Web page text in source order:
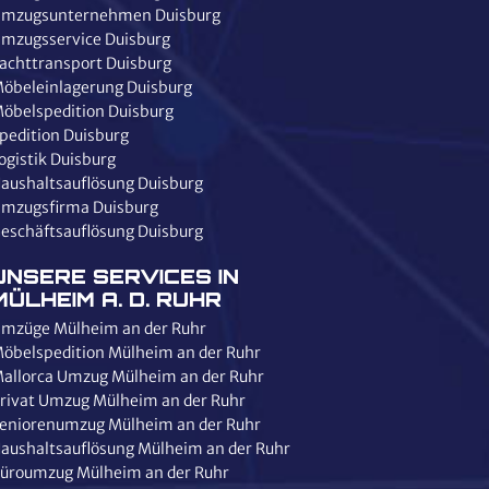
Duisburg
Duisburg
Duisburg
Duisburg
Duisburg
Duisburg
Duisburg
Duisburg
Duisburg
Duisburg
SERVICES IN
A. D. RUHR
Mülheim an der Ruhr
Mülheim an der Ruhr
Umzug Mülheim an der Ruhr
Umzug Mülheim an der Ruhr
Mülheim an der Ruhr
Mülheim an der Ruhr
Mülheim an der Ruhr